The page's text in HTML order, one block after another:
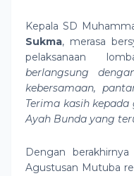
Kepala SD
Sukma, merasa
pelaksanaan
berlangsung
kebersamaan,
Terima kasih
Ayah Bunda yang
Dengan
Agustusan Mutuba